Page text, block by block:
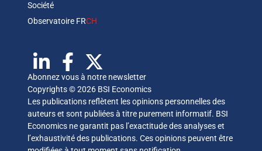
Société
Observatoire FRCH
Abonnez vous à notre newsletter
Copyrights © 2026 BSI Economics
Les publications reflètent les opinions personnelles des
auteurs et sont publiées à titre purement informatif. BSI
Economics ne garantit pas l’exactitude des analyses et
l’exhaustivité des publications. Ces opinions peuvent être